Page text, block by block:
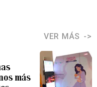
VER MÁS
más